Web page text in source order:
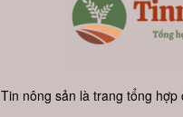
Tin nông sản là trang tổng